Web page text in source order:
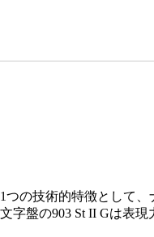
の技術的特徴として
字盤の903 St II Gは表